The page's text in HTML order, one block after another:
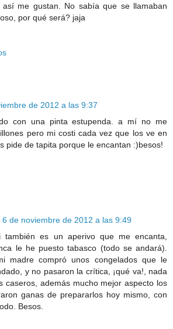
así me gustan. No sabía que se llamaban
por qué será? jaja
de 2012 a las 9:37
con una pinta estupenda. a mí no me
pero mi costi cada vez que los ve en
pide de tapita porque le encantan :)besos!
6 de noviembre de 2012 a las 9:49
también es un aperivo que me encanta,
le he puesto tabasco (todo se andará).
madre compró unos congelados que le
y no pasaron la crítica, ¡qué va!, nada
caseros, además mucho mejor aspecto los
ganas de prepararlos hoy mismo, con
Besos.